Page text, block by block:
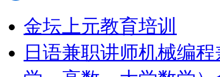
金坛上元教育培训
日语兼职讲师机械编